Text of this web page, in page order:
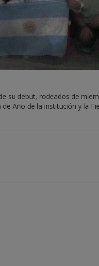
su debut, rodeados de
Año de la institución y la